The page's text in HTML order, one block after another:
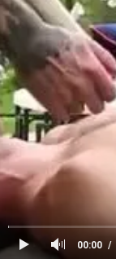
00:00